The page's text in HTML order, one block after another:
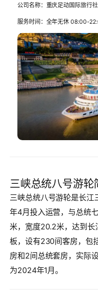
公司名称：重庆足动国际旅行
服务时间：全年无休 08:00-
三峡总统八号游轮
三峡总统八号游轮是长
年4月投入运营，与总统
米，宽度20.2米，达到长
板，设有230间客房，包
房和2间总统套房，实际
为2024年1月。